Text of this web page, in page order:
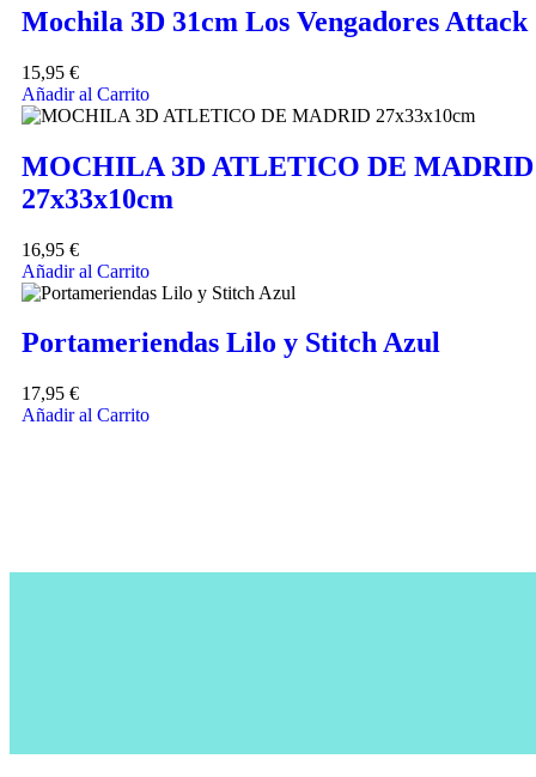
Mochila 3D 31cm Los Vengadores Attack
15,95 €
Añadir al Carrito
MOCHILA 3D ATLETICO DE MADRID
27x33x10cm
16,95 €
Añadir al Carrito
Portameriendas Lilo y Stitch Azul
17,95 €
Añadir al Carrito